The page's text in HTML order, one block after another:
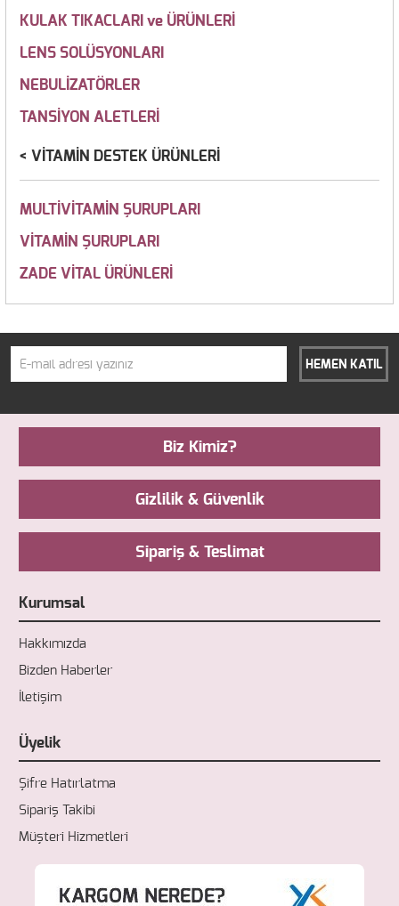
KULAK TIKACLARI ve ÜRÜNLERİ
LENS SOLÜSYONLARI
NEBULİZATÖRLER
TANSİYON ALETLERİ
VİTAMİN DESTEK ÜRÜNLERİ
MULTİVİTAMİN ŞURUPLARI
VİTAMİN ŞURUPLARI
ZADE VİTAL ÜRÜNLERİ
HEMEN KATIL
Biz Kimiz?
Gizlilik & Güvenlik
Sipariş & Teslimat
Kurumsal
Hakkımızda
Bizden Haberler
İletişim
Üyelik
Şifre Hatırlatma
Sipariş Takibi
Müşteri Hizmetleri